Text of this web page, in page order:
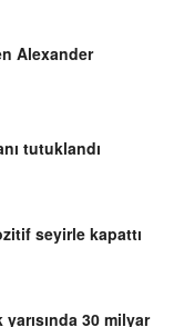
Alexander
tutuklandı
seyirle kapattı
yarısında 30 milyar